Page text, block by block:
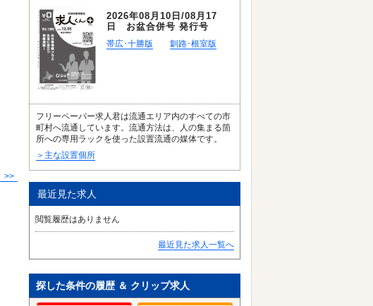
2026年08月10日/08月17
日 お盆合併号 発行号
帯広･十勝版 釧路･根室版
フリーペーパー求人君は流通エリア内のすべての市
町村へ流通しています。流通方法は、人の集まる箇
所への専用ラックを使った設置流通の媒体です。
＞主な設置個所
最近見た求人
閲覧履歴はありません
最近見た求人一覧へ
探した条件の履歴 ＆ クリップ求人